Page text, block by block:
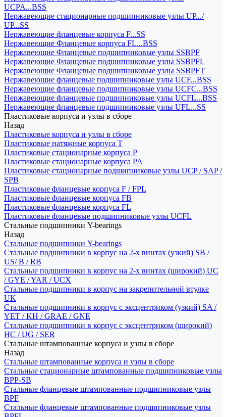
UCPA...BSS
Нержавеющие стационарные подшипниковые узлы UP.../
UP...SS
Нержавеющие фланцевые корпуса F...SS
Нержавеющие Фланцевые корпуса FL...BSS
Нержавеющие Фланцевые подшипниковые узлы SSBPF
Нержавеющие Фланцевые подшипниковые узлы SSBPFL
Нержавеющие Фланцевые подшипниковые узлы SSBPFT
Нержавеющие фланцевые подшипниковые узлы UCF...BSS
Нержавеющие фланцевые подшипниковые узлы UCFC...BSS
Нержавеющие фланцевые подшипниковые узлы UCFL...BSS
Нержавеющие фланцевые подшипниковые узлы UFL...SS
Пластиковые корпуса и узлы в сборе
Назад
Пластиковые корпуса и узлы в сборе
Пластиковые натяжные корпуса T
Пластиковые стационарные корпуса P
Пластиковые стационарные корпуса PA
Пластиковые стационарные подшипниковые узлы UCP / SAP /
SPB
Пластиковые фланцевые корпуса F / FPL
Пластиковые фланцевые корпуса FB
Пластиковые фланцевые корпуса FL
Пластиковые фланцевые подшипниковые узлы UCFL
Стальные подшипники Y-bearings
Назад
Стальные подшипники Y-bearings
Стальные подшипники в корпус на 2-х винтах (узкий) SB /
US/ B / RB
Стальные подшипники в корпус на 2-х винтах (широкий) UC
/ GYE / YAR / UCX
Стальные подшипники в корпус на закрепительной втулке
UK
Стальные подшипники в корпус с эксцентриком (узкий) SA /
YET / KH / GRAE / GNE
Стальные подшипники в корпус с эксцентриком (широкий)
HC / UG / SER
Стальные штампованные корпуса и узлы в сборе
Назад
Стальные штампованные корпуса и узлы в сборе
Стальные стационарные штампованные подшипниковые узлы
BPP-SB
Стальные фланцевые штампованные подшипниковые узлы
BPF
Стальные фланцевые штампованные подшипниковые узлы